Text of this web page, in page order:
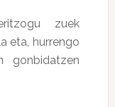
zuek
eta, hurrengo
gonbidatzen